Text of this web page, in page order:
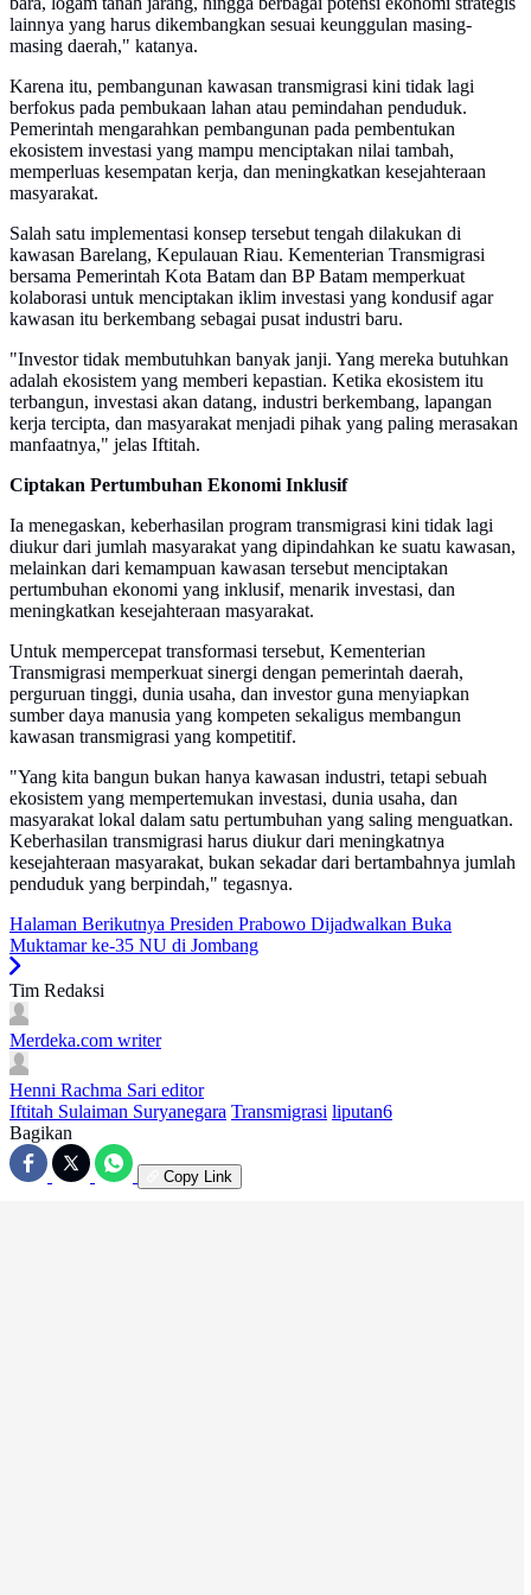
lainnya yang harus dikembangkan sesuai keunggulan masing-
masing daerah," katanya.
Karena itu, pembangunan kawasan transmigrasi kini tidak lagi
berfokus pada pembukaan lahan atau pemindahan penduduk.
Pemerintah mengarahkan pembangunan pada pembentukan
ekosistem investasi yang mampu menciptakan nilai tambah,
memperluas kesempatan kerja, dan meningkatkan kesejahteraan
masyarakat.
Salah satu implementasi konsep tersebut tengah dilakukan di
kawasan Barelang, Kepulauan Riau. Kementerian Transmigrasi
bersama Pemerintah Kota Batam dan BP Batam memperkuat
kolaborasi untuk menciptakan iklim investasi yang kondusif agar
kawasan itu berkembang sebagai pusat industri baru.
"Investor tidak membutuhkan banyak janji. Yang mereka butuhkan
adalah ekosistem yang memberi kepastian. Ketika ekosistem itu
terbangun, investasi akan datang, industri berkembang, lapangan
kerja tercipta, dan masyarakat menjadi pihak yang paling merasakan
manfaatnya," jelas Iftitah.
Ciptakan Pertumbuhan Ekonomi Inklusif
Ia menegaskan, keberhasilan program transmigrasi kini tidak lagi
diukur dari jumlah masyarakat yang dipindahkan ke suatu kawasan,
melainkan dari kemampuan kawasan tersebut menciptakan
pertumbuhan ekonomi yang inklusif, menarik investasi, dan
meningkatkan kesejahteraan masyarakat.
Untuk mempercepat transformasi tersebut, Kementerian
Transmigrasi memperkuat sinergi dengan pemerintah daerah,
perguruan tinggi, dunia usaha, dan investor guna menyiapkan
sumber daya manusia yang kompeten sekaligus membangun
kawasan transmigrasi yang kompetitif.
"Yang kita bangun bukan hanya kawasan industri, tetapi sebuah
ekosistem yang mempertemukan investasi, dunia usaha, dan
masyarakat lokal dalam satu pertumbuhan yang saling menguatkan.
Keberhasilan transmigrasi harus diukur dari meningkatnya
kesejahteraan masyarakat, bukan sekadar dari bertambahnya jumlah
penduduk yang berpindah," tegasnya.
Halaman Berikutnya Presiden Prabowo Dijadwalkan Buka
Muktamar ke-35 NU di Jombang
Tim Redaksi
Merdeka.com writer
Henni Rachma Sari editor
Iftitah Sulaiman Suryanegara Transmigrasi liputan6
Bagikan
Copy Link